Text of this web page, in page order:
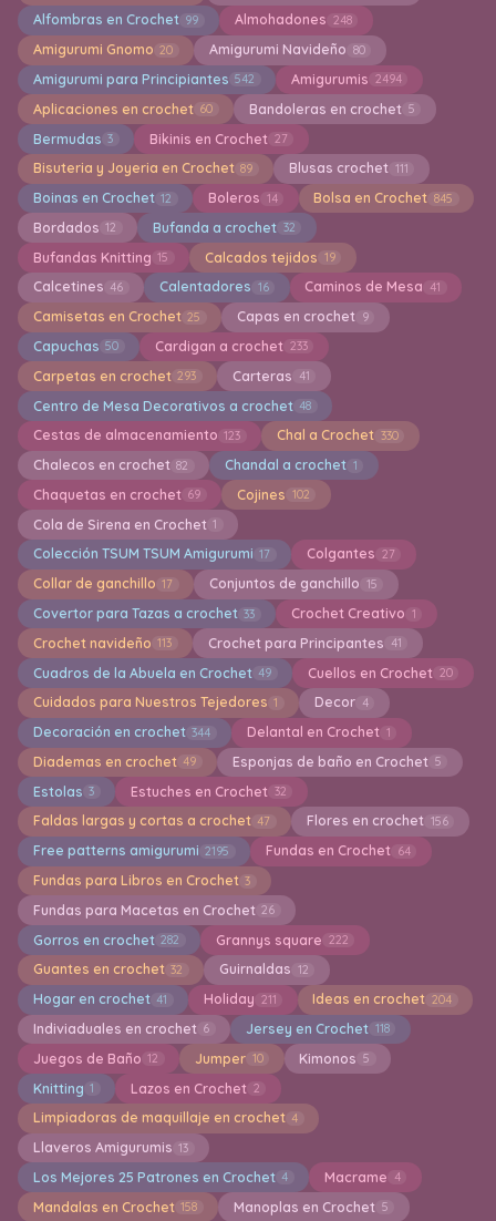
Alfombras en Crochet 99 Almohadones 248
Amigurumi Gnomo 20 Amigurumi Navideño 80
Amigurumi para Principiantes 542 Amigurumis 2494
Aplicaciones en crochet 60 Bandoleras en crochet 5
Bermudas 3 Bikinis en Crochet 27
Bisuteria y Joyeria en Crochet 89 Blusas crochet 111
Boinas en Crochet 12 Boleros 14 Bolsa en Crochet 845
Bordados 12 Bufanda a crochet 32
Bufandas Knitting 15 Calcados tejidos 19
Calcetines 46 Calentadores 16 Caminos de Mesa 41
Camisetas en Crochet 25 Capas en crochet 9
Capuchas 50 Cardigan a crochet 233
Carpetas en crochet 293 Carteras 41
Centro de Mesa Decorativos a crochet 48
Cestas de almacenamiento 123 Chal a Crochet 330
Chalecos en crochet 82 Chandal a crochet 1
Chaquetas en crochet 69 Cojines 102
Cola de Sirena en Crochet 1
Colección TSUM TSUM Amigurumi 17 Colgantes 27
Collar de ganchillo 17 Conjuntos de ganchillo 15
Covertor para Tazas a crochet 33 Crochet Creativo 1
Crochet navideño 113 Crochet para Principantes 41
Cuadros de la Abuela en Crochet 49 Cuellos en Crochet 20
Cuidados para Nuestros Tejedores 1 Decor 4
Decoración en crochet 344 Delantal en Crochet 1
Diademas en crochet 49 Esponjas de baño en Crochet 5
Estolas 3 Estuches en Crochet 32
Faldas largas y cortas a crochet 47 Flores en crochet 156
Free patterns amigurumi 2195 Fundas en Crochet 64
Fundas para Libros en Crochet 3
Fundas para Macetas en Crochet 26
Gorros en crochet 282 Grannys square 222
Guantes en crochet 32 Guirnaldas 12
Hogar en crochet 41 Holiday 211 Ideas en crochet 204
Indiviaduales en crochet 6 Jersey en Crochet 118
Juegos de Baño 12 Jumper 10 Kimonos 5
Knitting 1 Lazos en Crochet 2
Limpiadoras de maquillaje en crochet 4
Llaveros Amigurumis 13
Los Mejores 25 Patrones en Crochet 4 Macrame 4
Mandalas en Crochet 158 Manoplas en Crochet 5